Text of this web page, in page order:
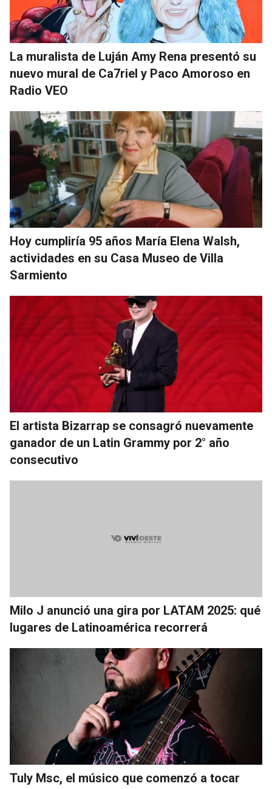
La muralista de Luján Amy Rena presentó su
nuevo mural de Ca7riel y Paco Amoroso en
Radio VEO
Hoy cumpliría 95 años María Elena Walsh,
actividades en su Casa Museo de Villa
Sarmiento
El artista Bizarrap se consagró nuevamente
ganador de un Latin Grammy por 2° año
consecutivo
Milo J anunció una gira por LATAM 2025: qué
lugares de Latinoamérica recorrerá
Tuly Msc, el músico que comenzó a tocar